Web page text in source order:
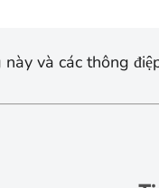
và các thông